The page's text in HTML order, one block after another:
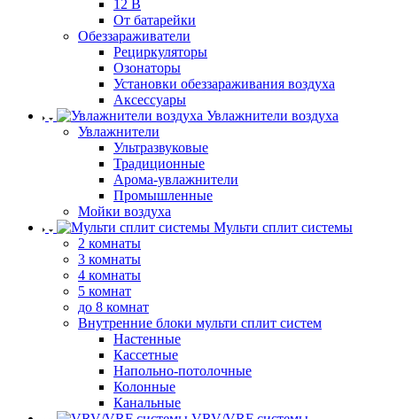
12 В
От батарейки
Обеззараживатели
Рециркуляторы
Озонаторы
Установки обеззараживания воздуха
Аксессуары
Увлажнители воздуха
Увлажнители
Ультразвуковые
Традиционные
Арома-увлажнители
Промышленные
Мойки воздуха
Мульти сплит системы
2 комнаты
3 комнаты
4 комнаты
5 комнат
до 8 комнат
Внутренние блоки мульти сплит систем
Настенные
Кассетные
Напольно-потолочные
Колонные
Канальные